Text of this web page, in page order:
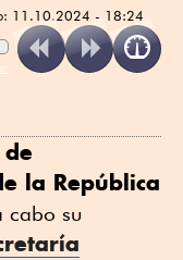
11.10.2024 - 18:24
de
la República
cabo su